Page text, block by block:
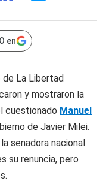
en
de La Libertad
y mostraron la
cuestionado Manuel
de Javier Milei.
senadora nacional
su renuncia, pero